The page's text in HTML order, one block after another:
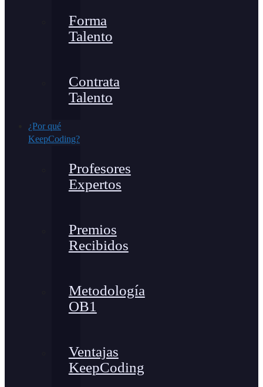
Forma
Talento
Contrata
Talento
¿Por qué
KeepCoding?
Profesores
Expertos
Premios
Recibidos
Metodología
OB1
Ventajas
KeepCoding